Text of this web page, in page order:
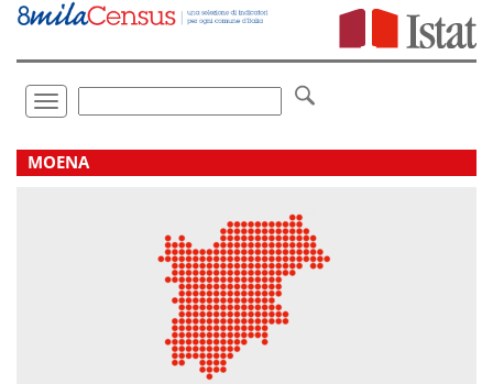
Vai
direttamente
Toggle
navigation
.
MOENA